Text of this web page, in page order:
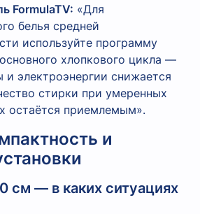
FormulaTV: «Для
белья средней
используйте программу
хлопкового цикла —
и электроэнергии снижается
стирки при умеренных
остаётся приемлемым».
и
см — в каких ситуациях